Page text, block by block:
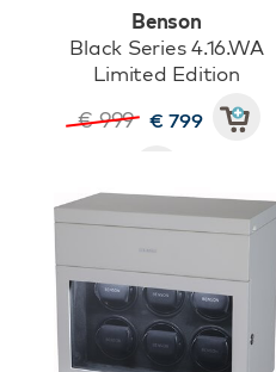
Benson
Black Series 4.16.WA
Limited Edition
€ 999 € 799